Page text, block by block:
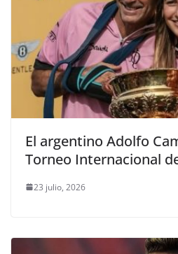
El argentino Adolfo
Torneo Internacional
23 julio, 2026